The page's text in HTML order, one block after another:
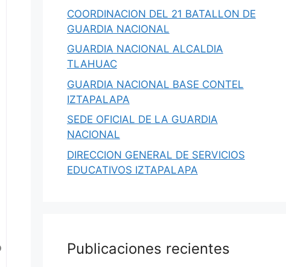
COORDINACION DEL 21 BATALLON DE
GUARDIA NACIONAL
GUARDIA NACIONAL ALCALDIA
TLAHUAC
GUARDIA NACIONAL BASE CONTEL
IZTAPALAPA
SEDE OFICIAL DE LA GUARDIA
NACIONAL
DIRECCION GENERAL DE SERVICIOS
EDUCATIVOS IZTAPALAPA
Publicaciones recientes